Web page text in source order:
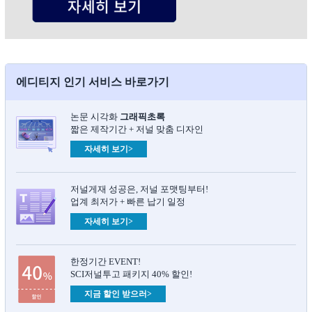
에디티지 인기 서비스 바로가기
논문 시각화 그래픽초록​
짧은 제작기간 + 저널 맞춤 디자인
자세히 보기>
저널게재 성공은, 저널 포맷팅부터!
업계 최저가 + 빠른 납기 일정
자세히 보기>
한정기간 EVENT!
SCI저널투고 패키지 40% 할인!
지금 할인 받으러>